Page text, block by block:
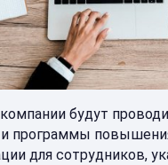
будут
программы
для сотрудников,